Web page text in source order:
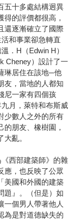
五十多處結構迥異
的評價都很高，
還逐漸確立了國際
和事業卻急轉直
．H（Edwin H）
Cheney）設計了一
琳居住在該地─他
友，當地的人都知
尼一家有四個孩
月，萊特和布斯威
少數人之外的所有
的朋友、橡樹園，
亂。
西部建築師》的雜
應，也反映了公眾
美國和外國的建築
』。（但是）如
一個男人帶著他人
為是對道德缺失的